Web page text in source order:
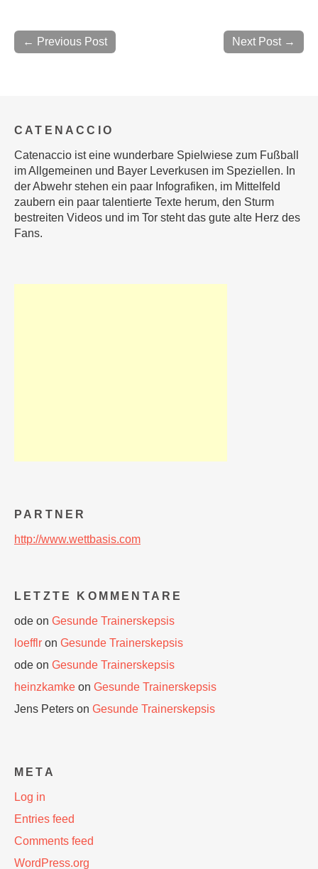
Next Post →
← Previous Post
CATENACCIO
Catenaccio ist eine wunderbare Spielwiese zum Fußball
im Allgemeinen und Bayer Leverkusen im Speziellen. In
der Abwehr stehen ein paar Infografiken, im Mittelfeld
zaubern ein paar talentierte Texte herum, den Sturm
bestreiten Videos und im Tor steht das gute alte Herz des
Fans.
PARTNER
http://www.wettbasis.com
LETZTE KOMMENTARE
ode on Gesunde Trainerskepsis
loefflr on Gesunde Trainerskepsis
ode on Gesunde Trainerskepsis
heinzkamke on Gesunde Trainerskepsis
Jens Peters on Gesunde Trainerskepsis
META
Log in
Entries feed
Comments feed
WordPress.org